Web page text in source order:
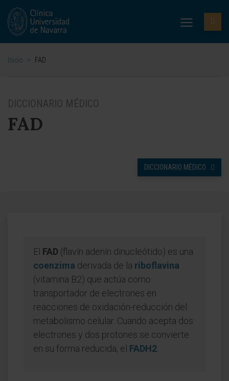
Inicio > FAD
DICCIONARIO MÉDICO
FAD
DICCIONARIO MÉDICO
El FAD (flavín adenín dinucleótido) es una
coenzima derivada de la riboflavina
(vitamina B2) que actúa como
transportador de electrones en
reacciones de oxidación-reducción del
metabolismo celular. Cuando acepta dos
electrones y dos protones se convierte
en su forma reducida, el FADH2